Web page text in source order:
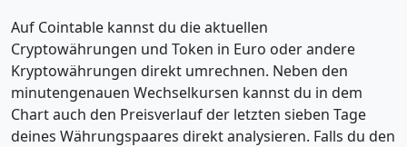
Auf Cointable kannst du die aktuellen
Cryptowährungen und Token in Euro oder andere
Kryptowährungen direkt umrechnen. Neben den
minutengenauen Wechselkursen kannst du in dem
Chart auch den Preisverlauf der letzten sieben Tage
deines Währungspaares direkt analysieren. Falls du den